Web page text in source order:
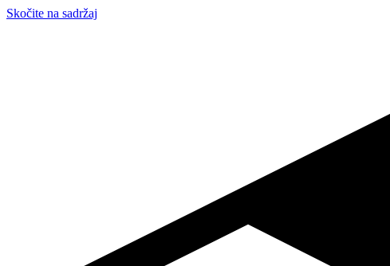
Skočite na sadržaj